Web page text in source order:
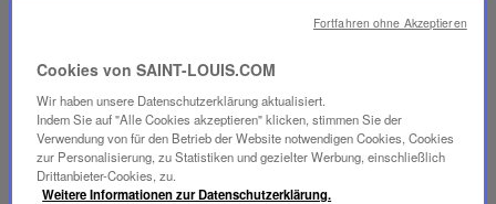
EINZIGARTIGES
SAVOIR-FAIRE
FOLIA BELEUCHTUNG
Cookies von SAINT-LOUIS.COM
Wir haben unsere Datenschutzerklärung aktualisiert.
Indem Sie auf "Alle Cookies akzeptieren" klicken, stimmen Sie der
Verwendung von für den Betrieb der Website notwendigen Cookies, Cookies
zur Personalisierung, zu Statistiken und gezielter Werbung, einschließlich
Drittanbieter-Cookies, zu.
Weitere Informationen zur Datenschutzerklärung.
Fortfahren ohne Akzeptieren